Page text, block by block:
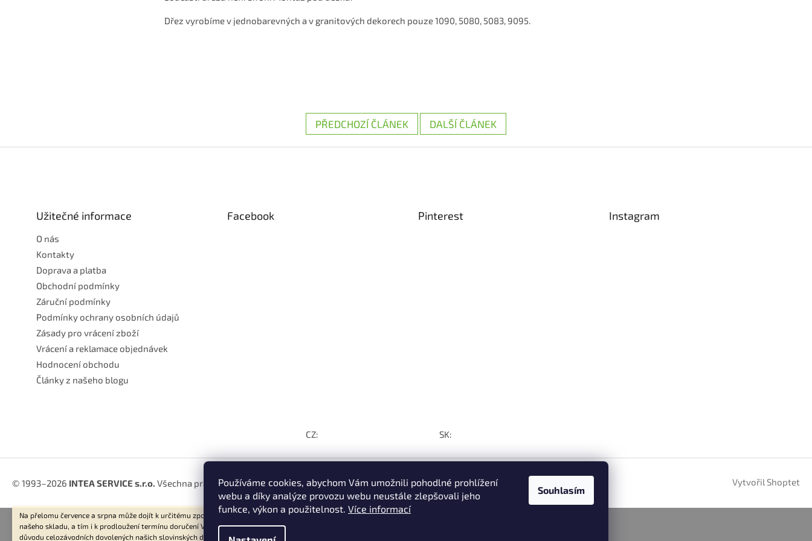
Používáme cookies, abychom Vám umožnili pohodlné prohlížení
webu a díky analýze provozu webu neustále zlepšovali jeho
funkce, výkon a použitelnost. Více informací
Souhlasím
Na přelomu července a srpna může dojít k určitému zpoždění dodávek zboží do
našeho skladu, a tím i k prodloužení termínu doručení Vaší objednávky, a to z
důvodu celozávodních dovolených našich slovinských dodavatelů. Děkujeme za
Dřez vyrobíme v jednobarevných a v granitových dekorech pouze 1090, 5080, 5083, 9095.
PŘEDCHOZÍ ČLÁNEK DALŠÍ ČLÁNEK
Užitečné informace
O nás
Kontakty
Doprava a platba
Obchodní podmínky
Záruční podmínky
Podmínky ochrany osobních údajů
Zásady pro vrácení zboží
Vrácení a reklamace objednávek
Hodnocení obchodu
Články z našeho blogu
Facebook Pinterest Instagram
CZ: SK:
Vytvořil Shoptet
© 1993–2026 INTEA SERVICE s.r.o. Všechna práva vyhrazena.